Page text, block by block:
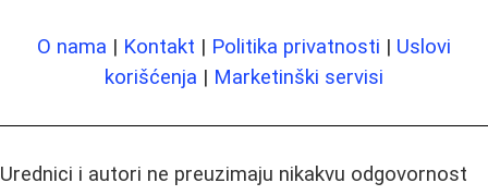
O nama | Kontakt | Politika privatnosti | Uslovi
korišćenja | Marketinški servisi
Urednici i autori ne preuzimaju nikakvu odgovornost